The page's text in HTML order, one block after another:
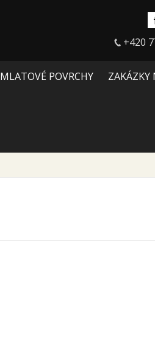
+420
MLATOVÉ POVRCHY ZAKÁZKY